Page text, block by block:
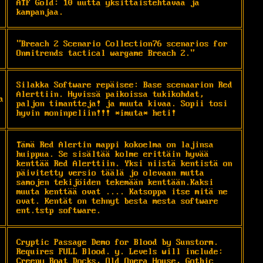
ATF Gold: 10 uutta yksittäistehtävää ja
kampanjaa.
"Breach 2 Scenario Collection76 scenarios for
Onmitrends tactical wargame Breach 2."
Silakka Software repäisee: Base scenaarion Red
Alerttiin. Hyvissä paikoissa tukikohdat,
paljon timantteja! ja muuta kivaa. Sopii tosi
hyvin moninpeliin!!! *imuta* heti!
Tämä Red Alertin mappi kokoelma on lajinsa
huippua. Se sisältää kolme erittäin hyvää
kenttää Red Alerttiin. Yksi niistä kentistä on
päivitetty versio täälä jo olevaan mutta
samojen tekijöiden tekemään kenttään.Kaksi
muuta kenttää ovat .... Katsoppa itse mitä ne
ovat. Kentät on tehnyt besta mesta software
ent.tstp software.
Cryptic Passage Demo for Blood by Sunstorm.
Requires FULL Blood. y. Levels will include:
Creepy Boat Docks, Old Opera House, Gothic